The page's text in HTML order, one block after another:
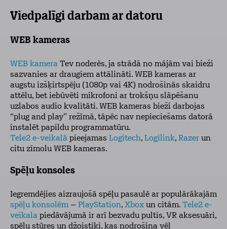
Viedpalīgi darbam ar datoru
WEB kameras
WEB kamera Tev noderēs, ja strādā no mājām vai bieži
sazvanies ar draugiem attālināti. WEB kameras ar
augstu izšķirtspēju (1080p vai 4K) nodrošinās skaidru
attēlu, bet iebūvēti mikrofoni ar trokšņu slāpēšanu
uzlabos audio kvalitāti. WEB kameras bieži darbojas
“plug and play” režīmā, tāpēc nav nepieciešams datorā
instalēt papildu programmatūru.
Tele2 e-veikalā pieejamas Logitech, Logilink, Razer un
citu zīmolu WEB kameras.
Spēļu konsoles
Iegremdējies aizraujošā spēļu pasaulē ar populārākajām
spēļu konsolēm – PlayStation, Xbox un citām. Tele2 e-
veikala piedāvājumā ir arī bezvadu pultis, VR aksesuāri,
spēļu stūres un džoistiki, kas nodrošina vēl